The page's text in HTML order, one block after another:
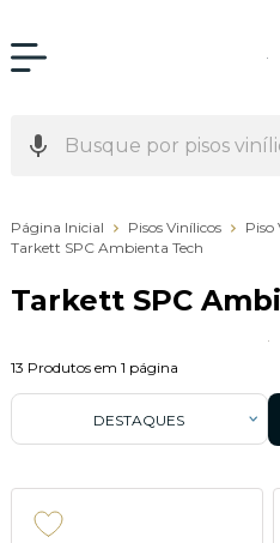
Página Inicial Pisos Vinílicos
Piso
Tarkett SPC Ambienta Tech
Tarkett SPC
13 Produtos em 1 página
DESTAQUES